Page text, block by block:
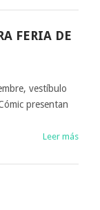
FERIA DE
vestíbulo
presentan
Leer más